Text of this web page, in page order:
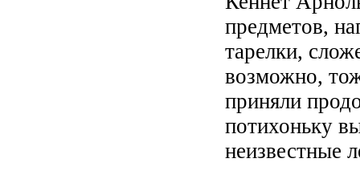
предметов,
тарелки,
возможно,
приняли
потихоньку
неизвестные